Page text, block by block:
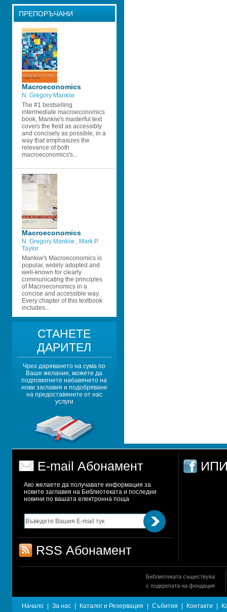
ПРЕПОРЪЧАНИ
Macroeconomics
N. Gregory Mankiw
The #1 bestselling
intermediate macroeconomics
book, Mankiw's masterful text
covers the field as accessibly
and concisely as possible, in a
way that emphasizes the
relevance of both
macroeconomics's...
Macroeconomics
N. Gregory Mankiw , Mark P.
Taylor
Mankiw's Macroeconomics is
popular, widely adopted and
well-known for clearly
communicating the principles
of Macroeconomics in a
concise and accessible way.
Every chapter of this textbook
includes...
СТАНЕТЕ
ДАРИТЕЛ
Чрез даряването на сума по
Ваше желание, можете да
подпомогнете набавянето на
нови заглавия и подобряване
на предоставяните от нас
услуги
E-mail Абонамент
Ако желаете да получавате информация за
новите заглавия на Библиотеката и последни
новини по вашата електронна поща
RSS Абонамент
ИПИ
Библиотеката съществува
с подкрепата на фондация
Начало За нас Каталог и Резервация Събития Контакти